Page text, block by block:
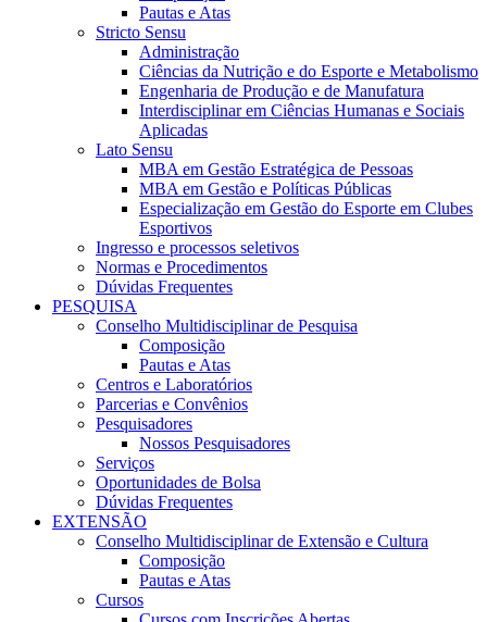
Pautas e Atas
Stricto Sensu
Administração
Ciências da Nutrição e do Esporte e Metabolismo
Engenharia de Produção e de Manufatura
Interdisciplinar em Ciências Humanas e Sociais
Aplicadas
Lato Sensu
MBA em Gestão Estratégica de Pessoas
MBA em Gestão e Políticas Públicas
Especialização em Gestão do Esporte em Clubes
Esportivos
Ingresso e processos seletivos
Normas e Procedimentos
Dúvidas Frequentes
PESQUISA
Conselho Multidisciplinar de Pesquisa
Composição
Pautas e Atas
Centros e Laboratórios
Parcerias e Convênios
Pesquisadores
Nossos Pesquisadores
Serviços
Oportunidades de Bolsa
Dúvidas Frequentes
EXTENSÃO
Conselho Multidisciplinar de Extensão e Cultura
Composição
Pautas e Atas
Cursos